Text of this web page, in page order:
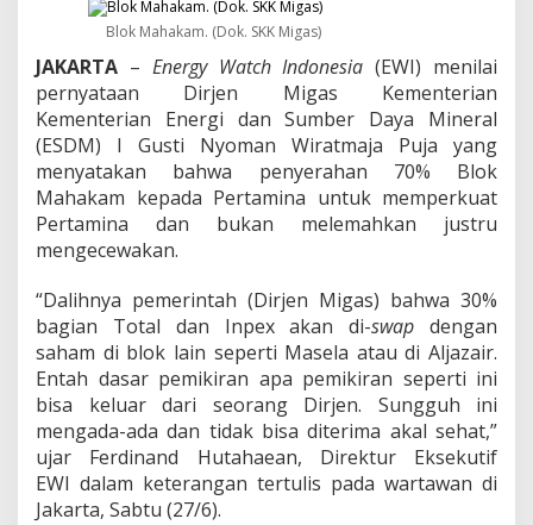
t
a
a
n
D
i
r
j
e
n
M
s
e
r
k
a
i
t
B
l
Blok Mahakam. (Dok. SKK Migas)
JAKARTA – Energy Watch Indonesia(EWI) menilai
pernyataan Dirjen Migas Kementerian
Kementerian Energi dan Sumber Daya Mineral
(ESDM) I Gusti Nyoman Wiratmaja Puja yang
menyatakan bahwa penyerahan 70% Blok
Mahakam kepada Pertamina untuk memperkuat
Pertamina dan bukan melemahkan justru
mengecewakan.
“Dalihnya pemerintah (Dirjen Migas) bahwa 30%
bagian Total dan Inpex akan di-swap dengan
saham di blok lain seperti Masela atau di Aljazair.
Entah dasar pemikiran apa pemikiran seperti ini
bisa keluar dari seorang Dirjen. Sungguh ini
mengada-ada dan tidak bisa diterima akal sehat,”
ujar Ferdinand Hutahaean, Direktur Eksekutif
EWI dalam keterangan tertulis pada wartawan di
Jakarta, Sabtu (27/6).